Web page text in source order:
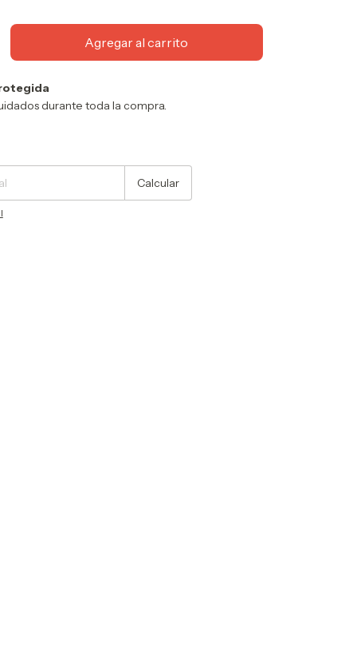
durante toda la compra.
Calcular